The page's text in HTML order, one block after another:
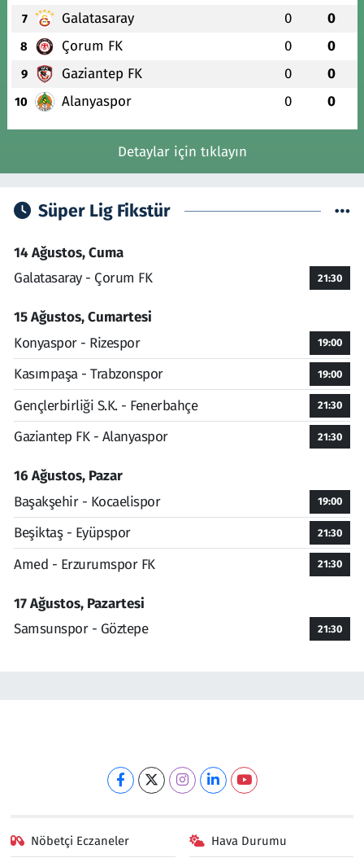
7 Galatasaray 0 0
8 Çorum FK 0 0
9 Gaziantep FK 0 0
10 Alanyaspor 0 0
Detaylar için tıklayın
Süper Lig Fikstür
14 Ağustos, Cuma
Galatasaray - Çorum FK
21:30
15 Ağustos, Cumartesi
Konyaspor - Rizespor
19:00
Kasımpaşa - Trabzonspor 19:00
Gençlerbirliği S.K. - Fenerbahçe 21:30
Gaziantep FK - Alanyaspor 21:30
16 Ağustos, Pazar
Başakşehir - Kocaelispor
19:00
Beşiktaş - Eyüpspor 21:30
Amed - Erzurumspor FK 21:30
17 Ağustos, Pazartesi
Samsunspor - Göztepe
21:30
Nöbetçi Eczaneler Hava Durumu